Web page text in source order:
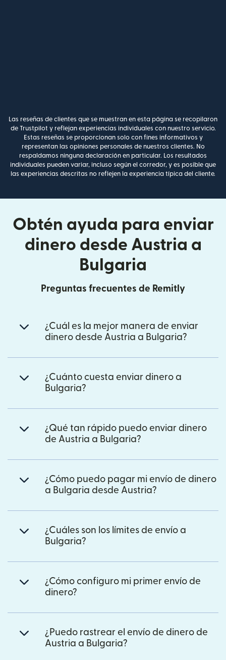
Las reseñas de clientes que se muestran en esta página se recopilaron
de Trustpilot y reflejan experiencias individuales con nuestro servicio.
Estas reseñas se proporcionan solo con fines informativos y
representan las opiniones personales de nuestros clientes. No
respaldamos ninguna declaración en particular. Los resultados
individuales pueden variar, incluso según el corredor, y es posible que
las experiencias descritas no reflejen la experiencia típica del cliente.
Obtén ayuda para enviar
dinero desde Austria a
Bulgaria
Preguntas frecuentes de Remitly
¿Cuál es la mejor manera de enviar
dinero desde Austria a Bulgaria?
¿Cuánto cuesta enviar dinero a
Bulgaria?
¿Qué tan rápido puedo enviar dinero
de Austria a Bulgaria?
¿Cómo puedo pagar mi envío de dinero
a Bulgaria desde Austria?
¿Cuáles son los límites de envío a
Bulgaria?
¿Cómo configuro mi primer envío de
dinero?
¿Puedo rastrear el envío de dinero de
Austria a Bulgaria?